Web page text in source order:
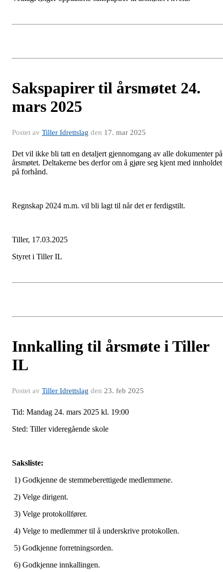
Sakspapirer til årsmøtet 24.
mars 2025
Postet av Tiller Idrettslag den 17. mar 2025
Det vil ikke bli tatt en detaljert gjennomgang av alle dokumenter på
årsmøtet. Deltakerne bes derfor om å gjøre seg kjent med innholdet
på forhånd.
Regnskap 2024 m.m. vil bli lagt til når det er ferdigstilt.
Tiller, 17.03.2025
Styret i Tiller IL
Innkalling til årsmøte i Tiller
IL
Postet av Tiller Idrettslag den 23. feb 2025
Tid: Mandag 24. mars 2025 kl. 19:00
Sted: Tiller videregående skole
Saksliste:
1) Godkjenne de stemmeberettigede medlemmene.
2) Velge dirigent.
3) Velge protokollfører.
4) Velge to medlemmer til å underskrive protokollen.
5) Godkjenne forretningsorden.
6) Godkjenne innkallingen.